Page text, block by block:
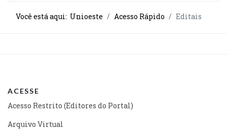
Você está aqui: Unioeste Acesso Rápido Editais
ACESSE
Acesso Restrito (Editores do Portal)
Arquivo Virtual